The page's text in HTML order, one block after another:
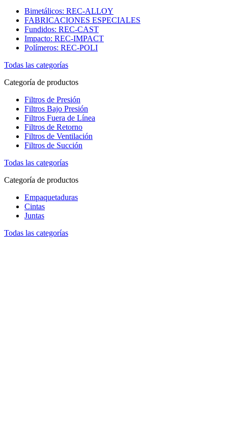
Bimetálicos: REC-ALLOY
FABRICACIONES ESPECIALES
Fundidos: REC-CAST
Impacto: REC-IMPACT
Polímeros: REC-POLI
Todas las categorías
Categoría de productos
Filtros de Presión
Filtros Bajo Presión
Filtros Fuera de Línea
Filtros de Retorno
Filtros de Ventilación
Filtros de Succión
Todas las categorías
Categoría de productos
Empaquetaduras
Cintas
Juntas
Todas las categorías